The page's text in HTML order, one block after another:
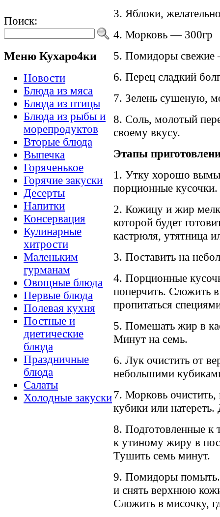
Поиск:
Меню Кухаро4ки
Новости
Блюда из мяса
Блюда из птицы
Блюда из рыбы и
морепродуктов
Вторые блюда
Выпечка
Горяченькое
Горячие закуски
Десерты
Напитки
Консервация
Кулинарные
хитрости
Маленьким
гурманам
Овощные блюда
Первые блюда
Полевая кухня
Постные и
диетические
блюда
Праздничные
блюда
Салаты
Холодные закуски
3. Яблоки,
4. Морковь — 300гр
5. Помидоры свежие
6. Перец сладкий
7. Зелень сушеную,
8. Соль, молотый
своему вкусу.
Этапы
1. Утку хорошо
порционные
2. Кожицу и жир
которой будет
кастрюля, утятница
3. Поставить на
4. Порционные
поперчить. Сложить
пропитаться
5. Помешать жир в
Минут на семь.
6. Лук очистить от
небольшими
7. Морковь очистить,
кубики или
8. Подготовленные к
к утиному жиру в
Тушить семь минут.
9. Помидоры помыть.
и снять верхнюю
Сложить в мисочку,